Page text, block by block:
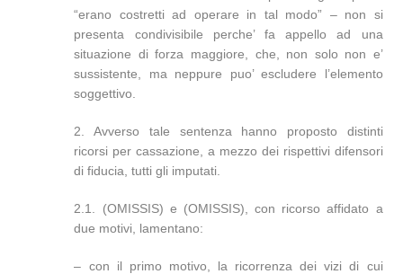
“erano costretti ad operare in tal modo” – non si
presenta condivisibile perche’ fa appello ad una
situazione di forza maggiore, che, non solo non e’
sussistente, ma neppure puo’ escludere l’elemento
soggettivo.
2. Avverso tale sentenza hanno proposto distinti
ricorsi per cassazione, a mezzo dei rispettivi difensori
di fiducia, tutti gli imputati.
2.1. (OMISSIS) e (OMISSIS), con ricorso affidato a
due motivi, lamentano:
– con il primo motivo, la ricorrenza dei vizi di cui